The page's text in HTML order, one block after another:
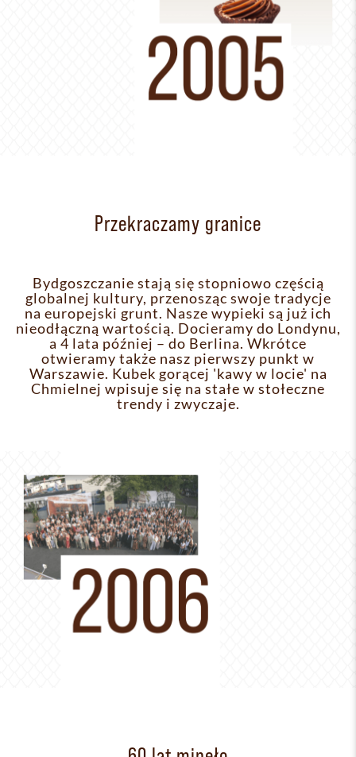
Przekraczamy granice
Bydgoszczanie stają się stopniowo częścią
globalnej kultury, przenosząc swoje tradycje
na europejski grunt. Nasze wypieki są już ich
nieodłączną wartością. Docieramy do Londynu,
a 4 lata później – do Berlina. Wkrótce
otwieramy także nasz pierwszy punkt w
Warszawie. Kubek gorącej 'kawy w locie' na
Chmielnej wpisuje się na stałe w stołeczne
trendy i zwyczaje.